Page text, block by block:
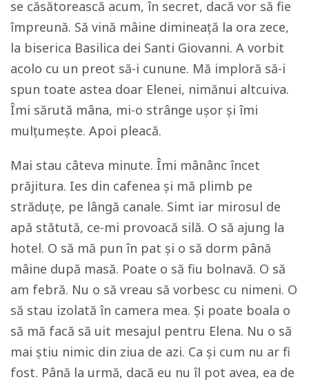
se căsătorească acum, în secret, dacă vor să fie
împreună. Să vină mâine dimineață la ora zece,
la biserica Basilica dei Santi Giovanni. A vorbit
acolo cu un preot să-i cunune. Mă imploră să-i
spun toate astea doar Elenei, nimănui altcuiva.
Îmi sărută mâna, mi-o strânge ușor și îmi
mulțumește. Apoi pleacă.
Mai stau câteva minute. Îmi mânânc încet
prăjitura. Ies din cafenea și mă plimb pe
străduțe, pe lângă canale. Simt iar mirosul de
apă stătută, ce-mi provoacă silă. O să ajung la
hotel. O să mă pun în pat și o să dorm până
mâine după masă. Poate o să fiu bolnavă. O să
am febră. Nu o să vreau să vorbesc cu nimeni. O
să stau izolată în camera mea. Și poate boala o
să mă facă să uit mesajul pentru Elena. Nu o să
mai știu nimic din ziua de azi. Ca și cum nu ar fi
fost. Până la urmă, dacă eu nu îl pot avea, ea de